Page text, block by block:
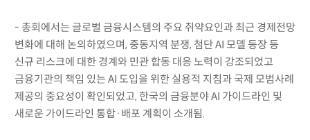
- 총회에서는 글로벌 금융시스템의 주요 취약요인과 최근 경제전망
변화에 대해 논의하였으며, 중동지역 분쟁, 첨단 AI 모델 등장 등
신규 리스크에 대한 경계와 민관 합동 대응 노력이 강조되었고
금융기관의 책임 있는 AI 도입을 위한 실용적 지침과 국제 모범사례
제공의 중요성이 확인되었고, 한국의 금융분야 AI 가이드라인 및
새로운 가이드라인 통합·배포 계획이 소개됨.